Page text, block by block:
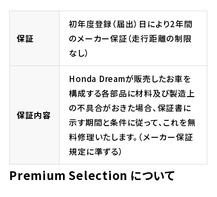
保証
初年度登録（届出）日により2年間
のメーカー保証（走行距離の制限
なし）
保証内容
Honda Dreamが販売したお車を
構成する各部品に材料及び製造上
の不具合がおきた場合、保証書に
示す期間と条件に従って、これを無
料修理いたします。（メーカー保証
規定に準ずる）
Premium Selection について